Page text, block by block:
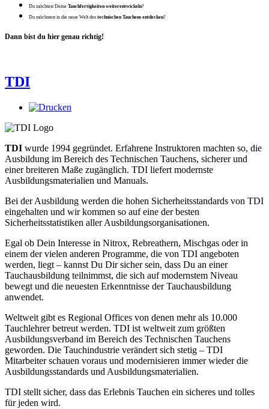
Du möchtest Deine Tauchfertigkeiten weiterentwickeln?
Du möchstest in die neue Welt des technischen Tauchens entdecken?
Dann bist du hier genau richtig!
TDI
TDI wurde 1994 gegründet. Erfahrene Instruktoren machten so, die
Ausbildung im Bereich des Technischen Tauchens, sicherer und
einer breiteren Maße zugänglich. TDI liefert modernste
Ausbildungsmaterialien und Manuals.
Bei der Ausbildung werden die hohen Sicherheitsstandards von TDI
eingehalten und wir kommen so auf eine der besten
Sicherheitsstatistiken aller Ausbildungsorganisationen.
Egal ob Dein Interesse in Nitrox, Rebreathern, Mischgas oder in
einem der vielen anderen Programme, die von TDI angeboten
werden, liegt – kannst Du Dir sicher sein, dass Du an einer
Tauchausbildung teilnimmst, die sich auf modernstem Niveau
bewegt und die neuesten Erkenntnisse der Tauchausbildung
anwendet.
Weltweit gibt es Regional Offices von denen mehr als 10.000
Tauchlehrer betreut werden. TDI ist weltweit zum größten
Ausbildungsverband im Bereich des Technischen Tauchens
geworden. Die Tauchindustrie verändert sich stetig – TDI
Mitarbeiter schauen voraus und modernisieren immer wieder die
Ausbildungsstandards und Ausbildungsmaterialien.
TDI stellt sicher, dass das Erlebnis Tauchen ein sicheres und tolles
für jeden wird.